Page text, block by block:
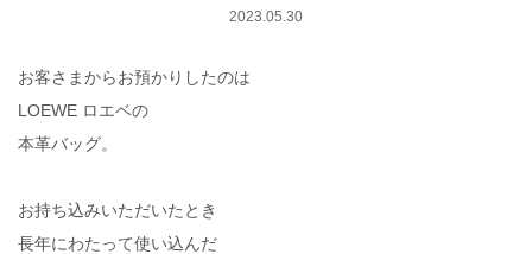
2023.05.30
お客さまからお預かりしたのは
LOEWE ロエベの
本革バッグ。
お持ち込みいただいたとき
長年にわたって使い込んだ